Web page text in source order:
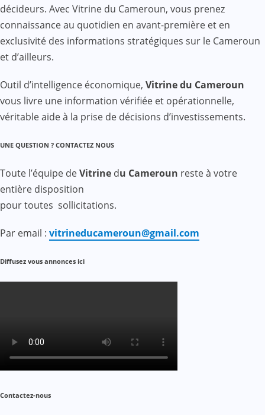
décideurs. Avec Vitrine du Cameroun, vous prenez
connaissance au quotidien en avant-première et en
exclusivité des informations stratégiques sur le Cameroun
et d’ailleurs.
Outil d’intelligence économique, Vitrine du Cameroun
vous livre une information vérifiée et opérationnelle,
véritable aide à la prise de décisions d’investissements.
UNE QUESTION ? CONTACTEZ NOUS
Toute l’équipe deVitrine du Cameroun reste à votre
entière disposition
pour toutes sollicitations.
Par email : vitrineducameroun@gmail.com
Diffusez vous annonces ici
Contactez-nous